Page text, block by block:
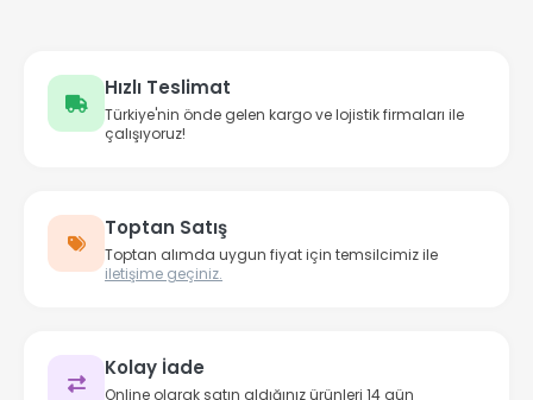
Hızlı Teslimat
Türkiye'nin önde gelen kargo ve lojistik firmaları ile
çalışıyoruz!
Toptan Satış
Toptan alımda uygun fiyat için temsilcimiz ile
iletişime geçiniz.
Kolay İade
Online olarak satın aldığınız ürünleri 14 gün